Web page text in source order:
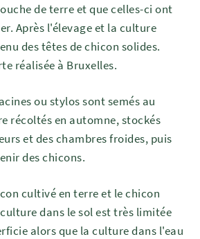
de terre et que celles-ci ont
Après l'élevage et la culture
des têtes de chicon solides.
réalisée à Bruxelles.
ou stylos sont semés au
récoltés en automne, stockés
et des chambres froides, puis
des chicons.
cultivé en terre et le chicon
dans le sol est très limitée
alors que la culture dans l'eau